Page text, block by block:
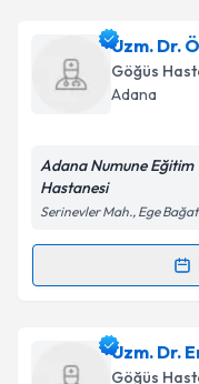
Uzm. Dr. Sibel
oluşturun. Size
takvim
Kişisel
'ni
kapsamda
Uzm. Dr.
Göğüs
Adana
Adana Numune Eğitim
Hastanesi
Serinevler Mah., Ege
Randevu
Uzm. Dr.
oluşturun. Size
Uzm. Dr.
Göğüs